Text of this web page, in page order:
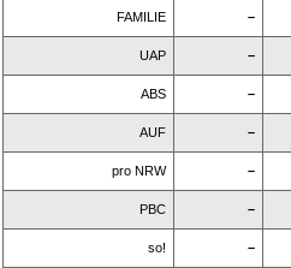
FAMILIE –
UAP –
ABS –
AUF –
pro NRW –
PBC –
so! –